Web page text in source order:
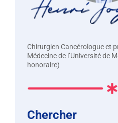
Chirurgien Cancérologue et
Médecine de l’Université de
honoraire)
Chercher